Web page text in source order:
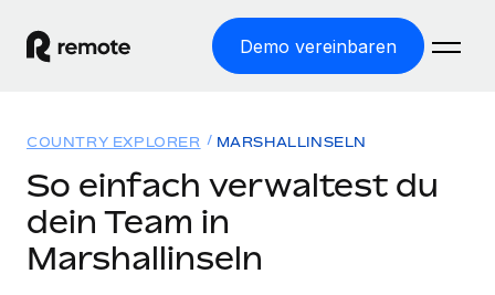
Demo vereinbaren
WELTWEITE BESCHÄFTIGUNG
Globale Payroll
Lösungen
Ressourcen
COUNTRY EXPLORER MARSHALLINSELN
So einfach verwaltest du
dein Team in
Marshallinseln